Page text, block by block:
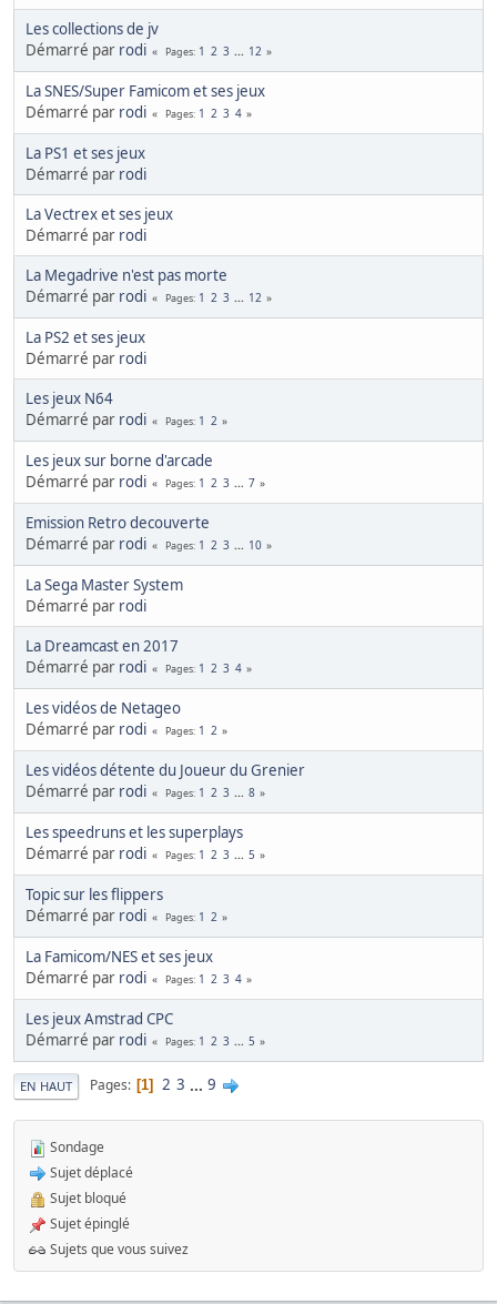
Les collections de jv
Démarré par rodi Pages 1 2 3 ... 12
La SNES/Super Famicom et ses jeux
Démarré par rodi Pages 1 2 3 4
La PS1 et ses jeux
Démarré par rodi
La Vectrex et ses jeux
Démarré par rodi
La Megadrive n'est pas morte
Démarré par rodi Pages 1 2 3 ... 12
La PS2 et ses jeux
Démarré par rodi
Les jeux N64
Démarré par rodi Pages 1 2
Les jeux sur borne d'arcade
Démarré par rodi Pages 1 2 3 ... 7
Emission Retro decouverte
Démarré par rodi Pages 1 2 3 ... 10
La Sega Master System
Démarré par rodi
La Dreamcast en 2017
Démarré par rodi Pages 1 2 3 4
Les vidéos de Netageo
Démarré par rodi Pages 1 2
Les vidéos détente du Joueur du Grenier
Démarré par rodi Pages 1 2 3 ... 8
Les speedruns et les superplays
Démarré par rodi Pages 1 2 3 ... 5
Topic sur les flippers
Démarré par rodi Pages 1 2
La Famicom/NES et ses jeux
Démarré par rodi Pages 1 2 3 4
Les jeux Amstrad CPC
Démarré par rodi Pages 1 2 3 ... 5
EN HAUT Pages 1 2 3 ... 9
Sondage
Sujet déplacé
Sujet bloqué
Sujet épinglé
Sujets que vous suivez